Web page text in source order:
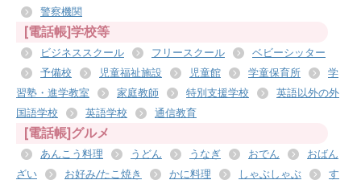
警察機関
[電話帳]学校等
ビジネススクール フリースクール
ベビーシッター
予備校
児童福祉施設 児童館 学童保育所
学
習塾・進学教室
家庭教師 特別支援学校
英語以外の外
国語学校
英語学校 通信教育
[電話帳]グルメ
あんこう料理 うどん うなぎ おでん
おばん
ざい
お好み/たこ焼き かに料理 しゃぶしゃぶ
す